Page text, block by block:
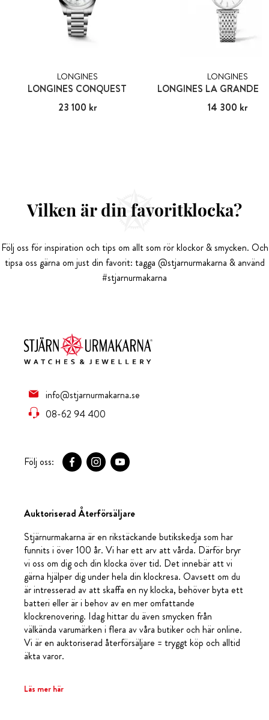
LONGINES
LONGINES CONQUEST
Pris:23 100 kr
23 100 kr
LONGINES
Pris: 14 300 kr
14 300 kr
Vilken är din favoritklocka?
Följ oss för inspiration och tips om allt som rör klockor & smycken. Och
tipsa oss gärna om just din favorit: tagga @stjarnurmakarna & använd
#stjarnurmakarna
info@stjarnurmakarna.se
08-62 94 400
Följ oss:
Auktoriserad Återförsäljare
Stjärnurmakarna är en rikstäckande butikskedja som har
funnits i över 100 år. Vi har ett arv att vårda. Därför bryr
vi oss om dig och din klocka över tid. Det innebär att vi
gärna hjälper dig under hela din klockresa. Oavsett om du
är intresserad av att skaffa en ny klocka, behöver byta ett
batteri eller är i behov av en mer omfattande
klockrenovering. Idag hittar du även smycken från
välkända varumärken i flera av våra butiker och här online.
Vi är en auktoriserad återförsäljare = tryggt köp och alltid
äkta varor.
Läs mer här